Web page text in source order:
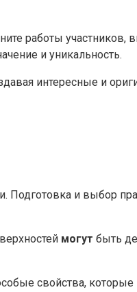
работы участников,
и уникальность.
интересные и
Подготовка и выбор
могут быть
свойства,